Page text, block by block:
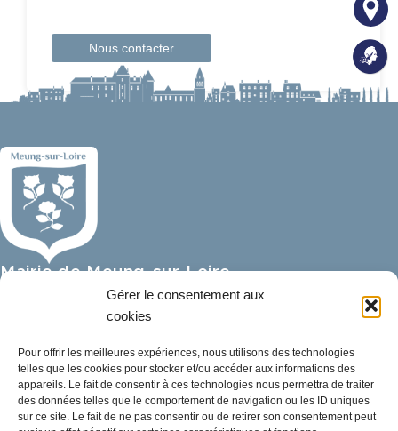
Gérer le consentement aux
cookies
Pour offrir les meilleures expériences, nous utilisons des technologies
telles que les cookies pour stocker et/ou accéder aux informations des
appareils. Le fait de consentir à ces technologies nous permettra de traiter
des données telles que le comportement de navigation ou les ID uniques
sur ce site. Le fait de ne pas consentir ou de retirer son consentement peut
Nous contacter
Mairie de Meung-sur-Loire
Mairie,
32 rue du Général de Gaulle,
02 38 46 94 94
mairie@meung-sur-loire.com